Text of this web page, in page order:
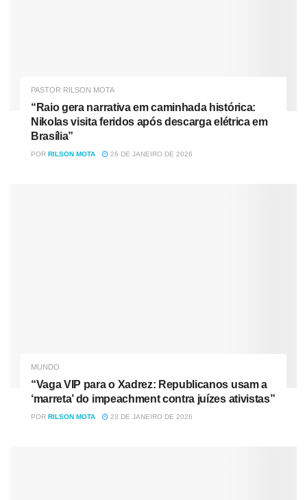
PASTOR RILSON MOTA
“Raio gera narrativa em caminhada histórica:
Nikolas visita feridos após descarga elétrica em
Brasília”
POR RILSON MOTA 26 DE JANEIRO DE 2026
MUNDO
“Vaga VIP para o Xadrez: Republicanos usam a
‘marreta’ do impeachment contra juízes ativistas”
POR RILSON MOTA 23 DE JANEIRO DE 2026